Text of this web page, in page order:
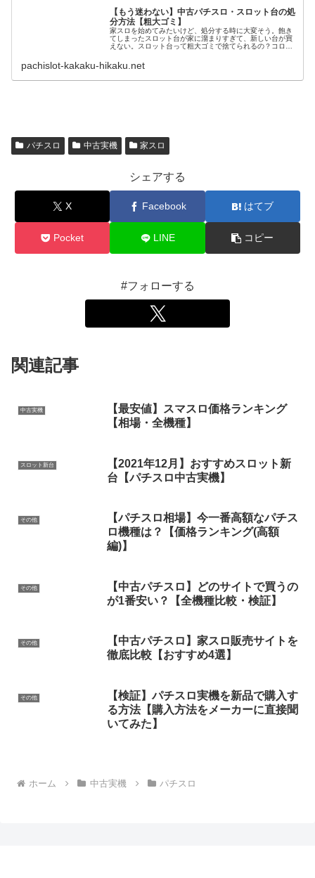
【もう迷わない】中古パチスロ・スロット台の処
分方法【粗大ゴミ】
家スロを始めてみたいけど、処分する時に大変そう。飽き
てしまったスロット台が家に溜まりすぎて、新しい台が買
えない。スロット台って粗大ゴミで捨てられるの？コロナ
います。家スロとは、自宅用にパチ...
pachislot-kakaku-hikaku.net
パチスロ 中古実機 家スロ
シェアする
X Facebook はてブ
Pocket LINE コピー
#フォローする
関連記事
中古実機
【最安値】スマスロ価格ランキング
【相場・全機種】
スロット新台
【2021年12月】おすすめスロット新
台【パチスロ中古実機】
その他
【パチスロ相場】今一番高額なパチス
ロ機種は？【価格ランキング(高額
編)】
その他
【中古パチスロ】どのサイトで買うの
が1番安い？【全機種比較・検証】
その他
【中古パチスロ】家スロ販売サイトを
徹底比較【おすすめ4選】
その他
【検証】パチスロ実機を新品で購入す
る方法【購入方法をメーカーに直接聞
いてみた】
ホーム 中古実機 パチスロ